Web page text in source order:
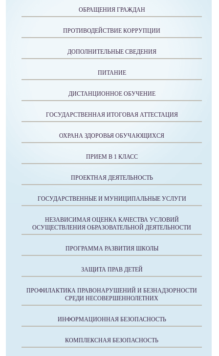
ОБРАЩЕНИЯ ГРАЖДАН
ПРОТИВОДЕЙСТВИЕ КОРРУПЦИИ
ДОПОЛНИТЕЛЬНЫЕ СВЕДЕНИЯ
ПИТАНИЕ
ДИСТАНЦИОННОЕ ОБУЧЕНИЕ
ГОСУДАРСТВЕННАЯ ИТОГОВАЯ АТТЕСТАЦИЯ
ОХРАНА ЗДОРОВЬЯ ОБУЧАЮЩИХСЯ
ПРИЕМ В 1 КЛАСС
ПРОЕКТНАЯ ДЕЯТЕЛЬНОСТЬ
ГОСУДАРСТВЕННЫЕ И МУНИЦИПАЛЬНЫЕ УСЛУГИ
НЕЗАВИСИМАЯ ОЦЕНКА КАЧЕСТВА УСЛОВИЙ
ОСУЩЕСТВЛЕНИЯ ОБРАЗОВАТЕЛЬНОЙ ДЕЯТЕЛЬНОСТИ
ПРОГРАММА РАЗВИТИЯ ШКОЛЫ
ЗАЩИТА ПРАВ ДЕТЕЙ
ПРОФИЛАКТИКА ПРАВОНАРУШЕНИЙ И БЕЗНАДЗОРНОСТИ
СРЕДИ НЕСОВЕРШЕННОЛЕТНИХ
ИНФОРМАЦИОННАЯ БЕЗОПАСНОСТЬ
КОМПЛЕКСНАЯ БЕЗОПАСНОСТЬ